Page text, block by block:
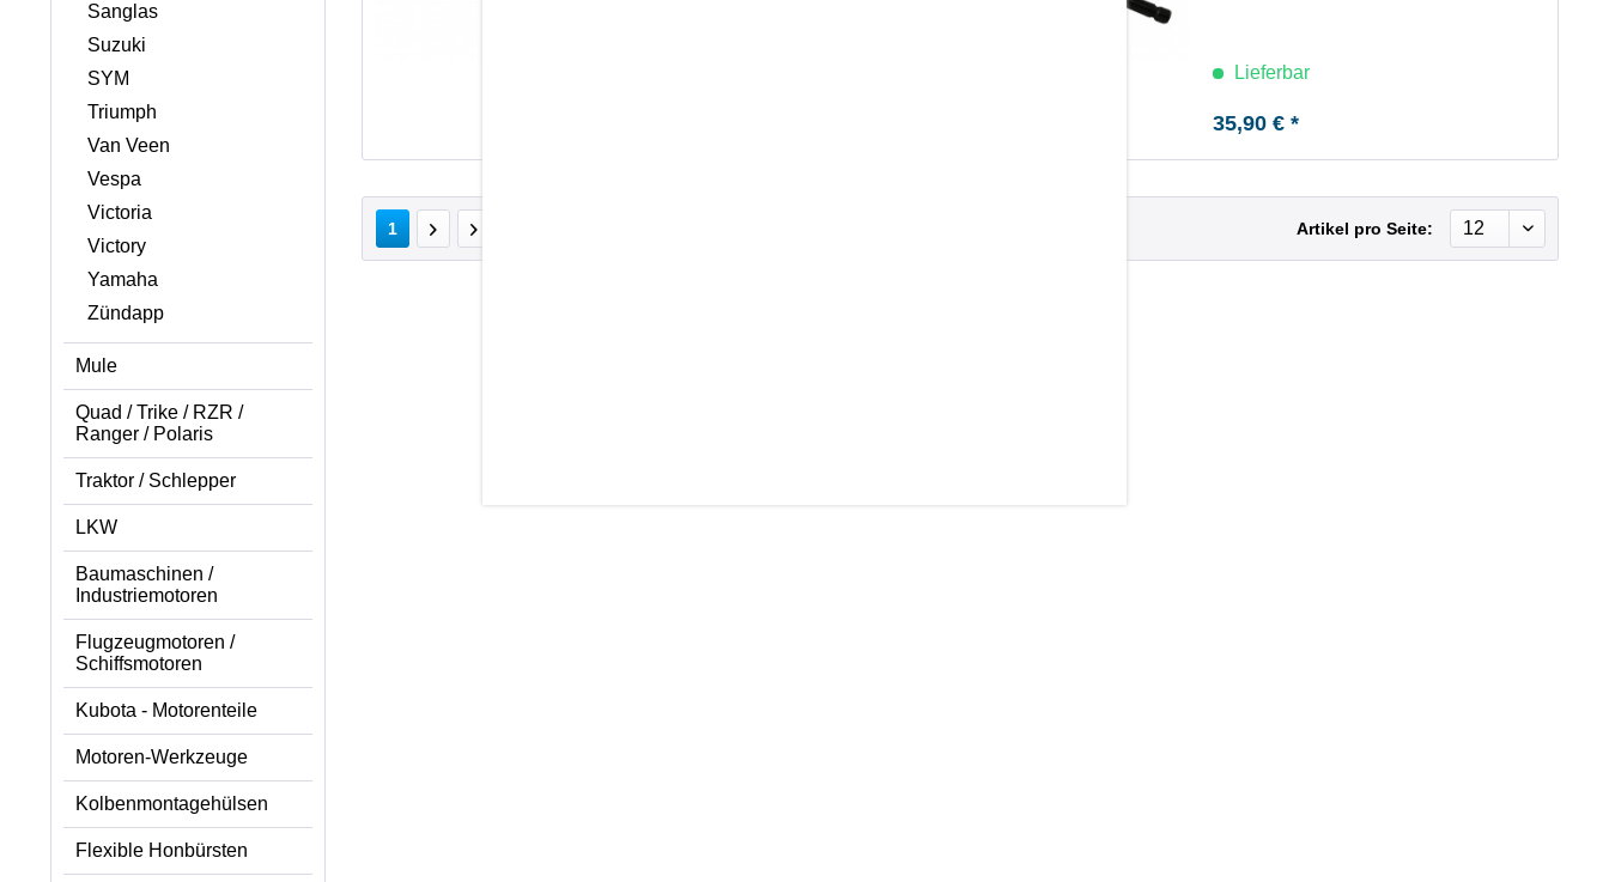
Sanglas
Suzuki
SYM
Triumph
Van Veen
Vespa
Victoria
Victory
Yamaha
Zündapp
Mule
Quad / Trike / RZR /
Ranger / Polaris
Traktor / Schlepper
LKW
Baumaschinen /
Industriemotoren
Flugzeugmotoren /
Schiffsmotoren
Kubota - Motorenteile
Motoren-Werkzeuge
Kolbenmontagehülsen
Flexible Honbürsten
Lieferbar
35,90 € *
1 Artikel pro Seite: